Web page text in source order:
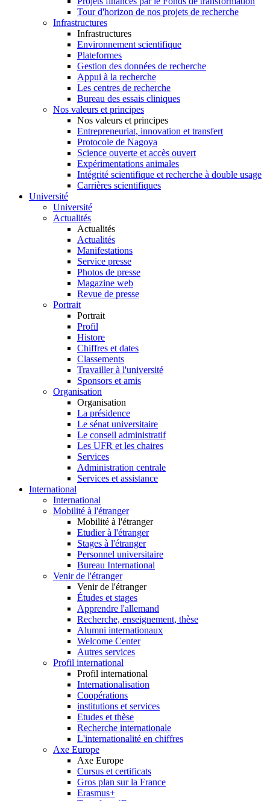
Tour d'horizon de nos projets de recherche
Infrastructures
Infrastructures
Environnement scientifique
Plateformes
Gestion des données de recherche
Appui à la recherche
Les centres de recherche
Bureau des essais cliniques
Nos valeurs et principes
Nos valeurs et principes
Entrepreneuriat, innovation et transfert
Protocole de Nagoya
Science ouverte et accès ouvert
Expérimentations animales
Intégrité scientifique et recherche à double usage
Carrières scientifiques
Université
Université
Actualités
Actualités
Actualités
Manifestations
Service presse
Photos de presse
Magazine web
Revue de presse
Portrait
Portrait
Profil
Histore
Chiffres et dates
Classements
Travailler à l'université
Sponsors et amis
Organisation
Organisation
La présidence
Le sénat universitaire
Le conseil administratif
Les UFR et les chaires
Services
Administration centrale
Services et assistance
International
International
Mobilité à l'étranger
Mobilité à l'étranger
Etudier à l'étranger
Stages à l'étranger
Personnel universitaire
Bureau International
Venir de l'étranger
Venir de l'étranger
Études et stages
Apprendre l'allemand
Recherche, enseignement, thèse
Alumni internationaux
Welcome Center
Autres services
Profil international
Profil international
Internationalisation
Coopérations
institutions et services
Etudes et thèse
Recherche internationale
L'internationalité en chiffres
Axe Europe
Axe Europe
Cursus et certificats
Gros plan sur la France
Erasmus+